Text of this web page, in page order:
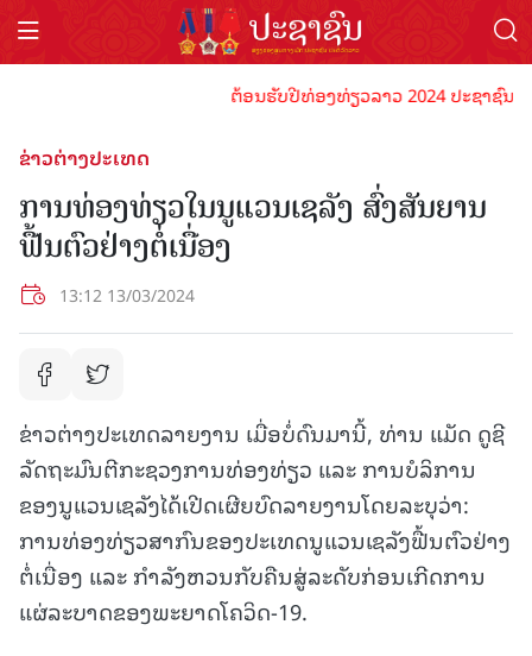
ຕ້ອນຮັບປີທ່ອງທ່ຽວລາວ 2024 ປະຊາຊົນລ
ຂ່າວຕ່າງປະເທດ
ການທ່ອງທ່ຽວໃນນູແວນເຊລັງ ສົ່ງສັນຍານ
ຟື້ນຕົວຢ່າງຕໍ່ເນື່ອງ
13:12 13/03/2024
ຂ່າວຕ່າງປະເທດລາຍງານ ເມື່ອບໍ່ດົນມານີ້, ທ່ານ ແມັດ ດູຊີ
ລັດຖະມົນຕີກະຊວງການທ່ອງທ່ຽວ ແລະ ການບໍລິການ
ຂອງນູແວນເຊລັງໄດ້ເປີດເຜີຍບົດລາຍງານໂດຍລະບຸວ່າ:
ການທ່ອງທ່ຽວສາກົນຂອງປະເທດນູແວນເຊລັງຟື້ນຕົວຢ່າງ
ຕໍ່ເນື່ອງ ແລະ ກຳລັງຫວນກັບຄືນສູ່ລະດັບກ່ອນເກີດການ
ແຜ່ລະບາດຂອງພະຍາດໂຄວິດ-19.